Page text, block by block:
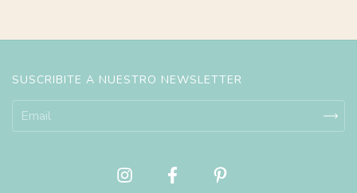
SUSCRIBITE A NUESTRO NEWSLETTER